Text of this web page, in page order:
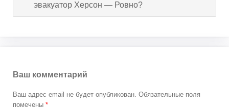
эвакуатор Херсон — Ровно?
Ваш комментарий
Ваш адрес email не будет опубликован. Обязательные поля
помечены *